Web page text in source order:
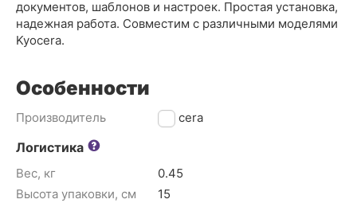
документов, шаблонов и настроек. Простая установка,
надежная работа. Совместим с различными моделями
Kyocera.
Особенности
Производитель Kyocera
Логистика
Вес, кг
0.45
Высота упаковки, см
15